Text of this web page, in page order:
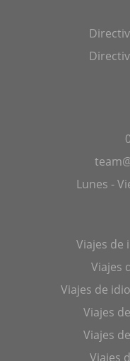
Lunes -
Viajes de
Viajes
Viajes de
Viajes
Viajes
Viajes